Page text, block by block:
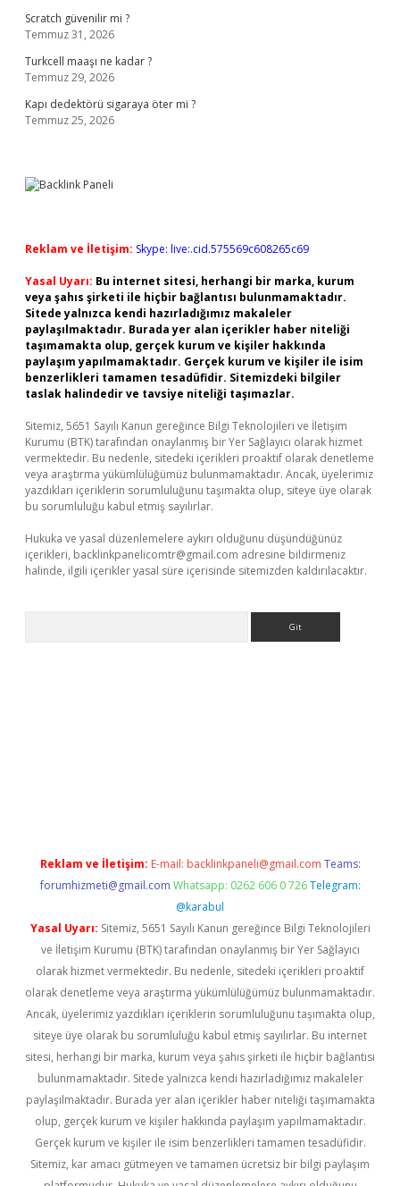
Scratch güvenilir mi ?
Temmuz 31, 2026
Turkcell maaşı ne kadar ?
Temmuz 29, 2026
Kapı dedektörü sigaraya öter mi ?
Temmuz 25, 2026
Reklam ve İletişim: Skype: live:.cid.575569c608265c69
Yasal Uyarı: Bu internet sitesi, herhangi bir marka, kurum
veya şahıs şirketi ile hiçbir bağlantısı bulunmamaktadır.
Sitede yalnızca kendi hazırladığımız makaleler
paylaşılmaktadır. Burada yer alan içerikler haber niteliği
taşımamakta olup, gerçek kurum ve kişiler hakkında
paylaşım yapılmamaktadır. Gerçek kurum ve kişiler ile isim
benzerlikleri tamamen tesadüfidir. Sitemizdeki bilgiler
taslak halindedir ve tavsiye niteliği taşımazlar.
Sitemiz, 5651 Sayılı Kanun gereğince Bilgi Teknolojileri ve İletişim
Kurumu (BTK) tarafından onaylanmış bir Yer Sağlayıcı olarak hizmet
vermektedir. Bu nedenle, sitedeki içerikleri proaktif olarak denetleme
veya araştırma yükümlülüğümüz bulunmamaktadır. Ancak, üyelerimiz
yazdıkları içeriklerin sorumluluğunu taşımakta olup, siteye üye olarak
bu sorumluluğu kabul etmiş sayılırlar.
Hukuka ve yasal düzenlemelere aykırı olduğunu düşündüğünüz
içerikleri, backlinkpanelicomtr@gmail.com adresine bildirmeniz
halinde, ilgili içerikler yasal süre içerisinde sitemizden kaldırılacaktır.
Reklam ve İletişim: E-mail: backlinkpaneli@gmail.com Teams:
forumhizmeti@gmail.com Whatsapp: 0262 606 0 726 Telegram:
@karabul
Yasal Uyarı: Sitemiz, 5651 Sayılı Kanun gereğince Bilgi Teknolojileri
ve İletişim Kurumu (BTK) tarafından onaylanmış bir Yer Sağlayıcı
olarak hizmet vermektedir. Bu nedenle, sitedeki içerikleri proaktif
olarak denetleme veya araştırma yükümlülüğümüz bulunmamaktadır.
Ancak, üyelerimiz yazdıkları içeriklerin sorumluluğunu taşımakta olup,
siteye üye olarak bu sorumluluğu kabul etmiş sayılırlar. Bu internet
sitesi, herhangi bir marka, kurum veya şahıs şirketi ile hiçbir bağlantısı
bulunmamaktadır. Sitede yalnızca kendi hazırladığımız makaleler
paylaşılmaktadır. Burada yer alan içerikler haber niteliği taşımamakta
olup, gerçek kurum ve kişiler hakkında paylaşım yapılmamaktadır.
Gerçek kurum ve kişiler ile isim benzerlikleri tamamen tesadüfidir.
Sitemiz, kar amacı gütmeyen ve tamamen ücretsiz bir bilgi paylaşım